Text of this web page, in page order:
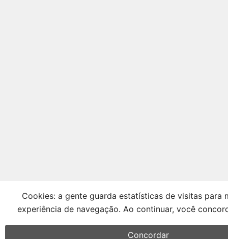
Cookies: a gente guarda estatísticas de visitas para
experiência de navegação. Ao continuar, você
Concordar